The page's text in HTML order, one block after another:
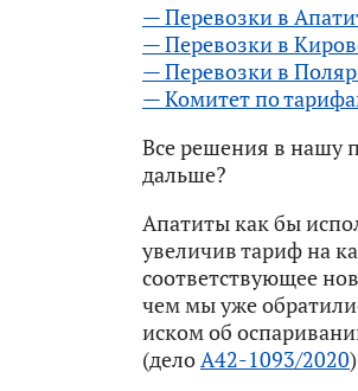
— Перевозки в
— Перевозки в
— Перевозки в
— Комитет по
Все решения в нашу
дальше?
Апатиты как бы
увеличив тариф на
соответствующее
чем мы уже
иском об
(делоА42-1093/2020